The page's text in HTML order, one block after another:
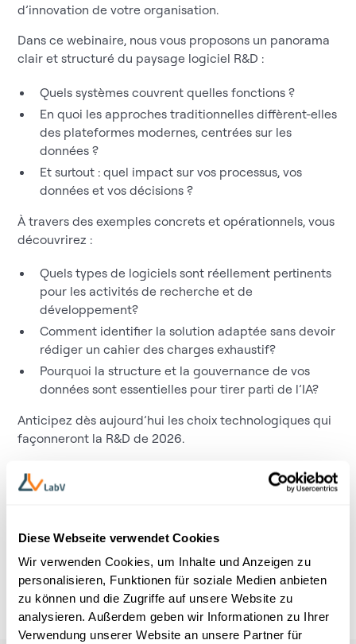
Diese Webseite verwendet Cookies
Wir verwenden Cookies, um Inhalte und Anzeigen zu
personalisieren, Funktionen für soziale Medien anbieten
zu können und die Zugriffe auf unsere Website zu
analysieren. Außerdem geben wir Informationen zu Ihrer
Verwendung unserer Website an unsere Partner für
d’innovation de votre organisation.
Dans ce webinaire, nous vous proposons un panorama
clair et structuré du paysage logiciel R&D :
Quels systèmes couvrent quelles fonctions ?
En quoi les approches traditionnelles diffèrent-elles
des plateformes modernes, centrées sur les
données ?
Et surtout : quel impact sur vos processus, vos
données et vos décisions ?
À travers des exemples concrets et opérationnels, vous
découvrirez :
Quels types de logiciels sont réellement pertinents
pour les activités de recherche et de
développement?
Comment identifier la solution adaptée sans devoir
rédiger un cahier des charges exhaustif?
Pourquoi la structure et la gouvernance de vos
données sont essentielles pour tirer parti de l’IA?
Anticipez dès aujourd’hui les choix technologiques qui
façonneront la R&D de 2026.
Que vous travailliez dans un environnement de
laboratoire classique ou que vous soyez déjà engagé
éclairées pour la transformation digitale de votre R&D.